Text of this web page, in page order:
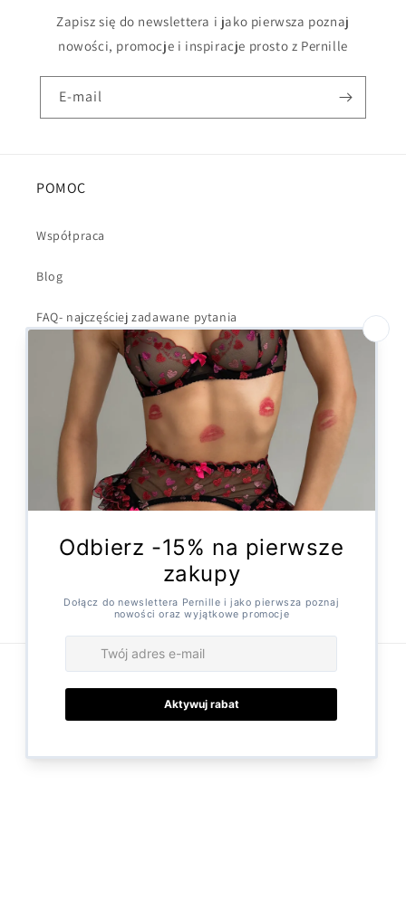
Zapisz się do newslettera i jako pierwsza poznaj
nowości, promocje i inspiracje prosto z Pernille
E-mail
POMOC
Współpraca
Blog
FAQ- najczęściej zadawane pytania
Polityka Prywatności
Dostawa i wysyłka
FacebookInstagram
X
Metody
płatności
Pernille Technologia Shopify